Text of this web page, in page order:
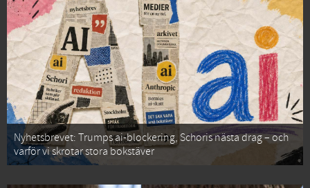
Nyhetsbrevet: Trumps ai-blockering, Schoris nästa drag – och
varför vi skrotar stora bokstäver